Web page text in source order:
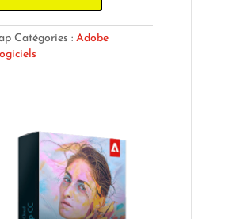
Catégories : Adobe